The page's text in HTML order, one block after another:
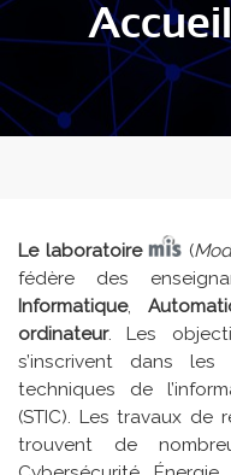
Accueil
Le laboratoire (
fédère des
Informatique,
ordinateur. Les
s’inscrivent dans
techniques de
(STIC). Les travaux
trouvent de